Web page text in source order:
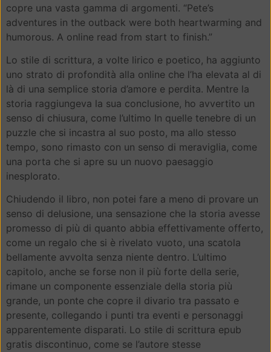
copre una vasta gamma di argomenti. “Pete’s
adventures in the outback were both heartwarming and
humorous. A online read from start to finish.”
Lo stile di scrittura, a volte lirico e poetico, ha aggiunto
uno strato di profondità alla online che l’ha elevata al di
là di una semplice storia d’amore e perdita. Mentre la
storia raggiungeva la sua conclusione, ho avvertito un
senso di chiusura, come l’ultimo In quelle tenebre di un
puzzle che si incastra al suo posto, ma allo stesso
tempo, sono rimasto con un senso di meraviglia, come
una porta che si apre su un nuovo paesaggio
inesplorato.
Chiudendo il libro, non potei fare a meno di provare un
senso di delusione, una sensazione che la storia avesse
promesso di più di quanto abbia effettivamente offerto,
come un regalo che si è rivelato vuoto, una scatola
bellamente avvolta senza niente dentro. L’ultimo
capitolo, anche se forse non il più forte della serie,
rimane un componente essenziale della storia più
grande, un ponte che copre il divario tra passato e
presente, collegando i punti tra eventi e personaggi
apparentemente disparati. Lo stile di scrittura epub
gratis discontinuo, come se l’autore stesse